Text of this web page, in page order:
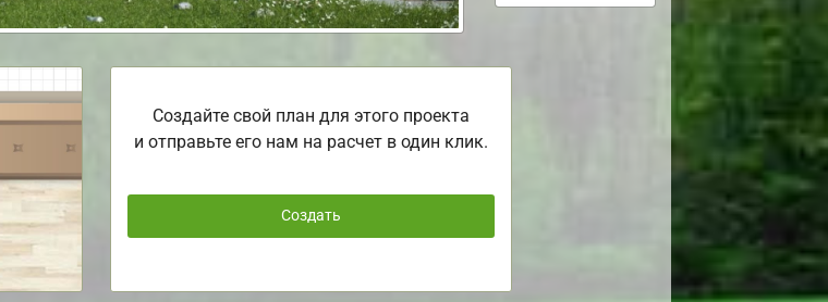
Создайте свой план для этого проекта
и отправьте его нам на расчет в один клик.
Создать